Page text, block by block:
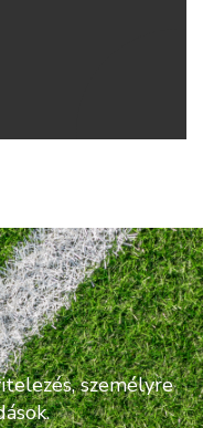
személyre